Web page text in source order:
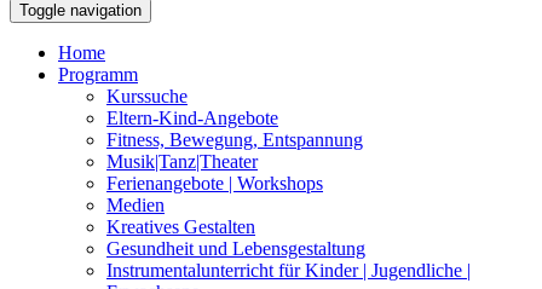
Toggle navigation
Home
Programm
Kurssuche
Eltern-Kind-Angebote
Fitness, Bewegung, Entspannung
Musik|Tanz|Theater
Ferienangebote | Workshops
Medien
Kreatives Gestalten
Gesundheit und Lebensgestaltung
Instrumentalunterricht für Kinder | Jugendliche |